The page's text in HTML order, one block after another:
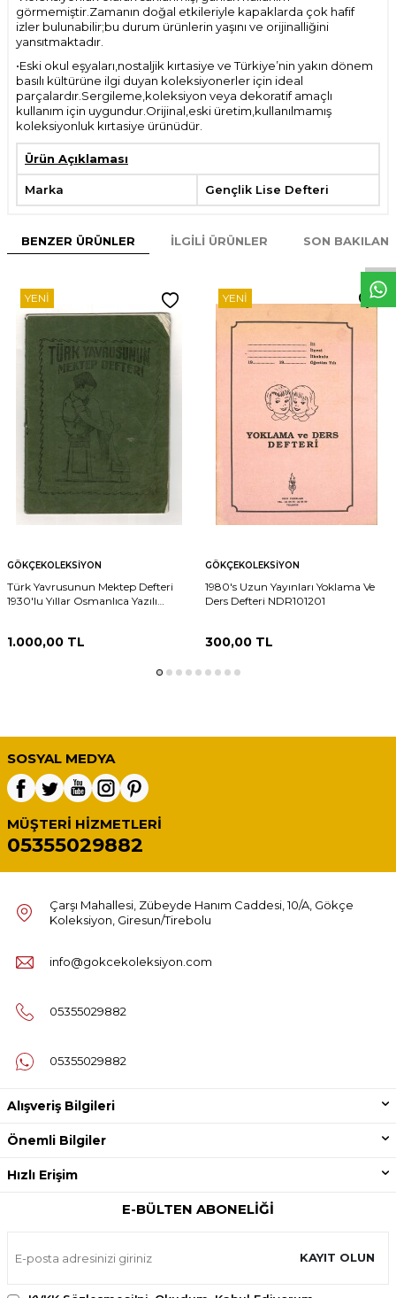
W
h
t
s
p
p
D
e
s
e
H
a
t
t
görmemiştir.Zamanın doğal etkileriyle kapaklarda çok hafif
izler bulunabilir;bu durum ürünlerin yaşını ve orijinalliğini
yansıtmaktadır.
•Eski okul eşyaları,nostaljik kırtasiye ve Türkiye’nin yakın dönem
basılı kültürüne ilgi duyan koleksiyonerler için ideal
parçalardır.Sergileme,koleksiyon veya dekoratif amaçlı
kullanım için uygundur.Orijinal,eski üretim,kullanılmamış
koleksiyonluk kırtasiye ürünüdür.
Ürün Açıklaması
Marka Gençlik Lise Defteri
BENZER ÜRÜNLER İLGILI ÜRÜNLER SON
YENI
GÖKÇEKOLEKSIYON
Türk Yavrusunun Mektep Defteri
1930'lu Yıllar Osmanlıca Yazılı
1.000,00 TL
YENI
GÖKÇEKOLEKSIYON
1980's Uzun Yayınları Yoklama Ve
Ders Defteri NDR101201
300,00TL
SOSYAL MEDYA
MÜŞTERI HIZMETLERI
05355029882
Çarşı Mahallesi, Zübeyde Hanım Caddesi, 10/A, Gökçe
Koleksiyon, Giresun/Tirebolu
info@gokcekoleksiyon.com
05355029882
05355029882
Alışveriş Bilgileri
Önemli Bilgiler
Hızlı Erişim
E-BÜLTEN ABONELIĞI
KAYIT OLUN